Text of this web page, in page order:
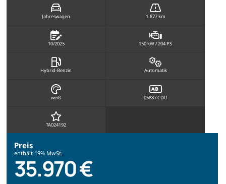
Jahreswagen 1.877 km
10/2025 150 kW / 204 PS
Hybrid-Benzin Automatik
weiß 0588 / CDU
TA024192
Preis
enthält 19% MwSt.
35.970 €